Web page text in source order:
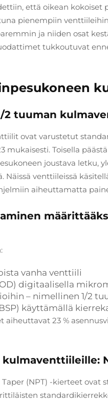
että oikean
pienempiin
ja niiden osat
tukkoutuvat
2 tuuman
ovat varustetut
mukaisesti. Toisella
joustava letku,
venttiileissä
aiheuttamatta
vanha venttiili
digitaalisella
– nimellinen 1/2
käyttämällä
aiheuttavat 23 %
(NPT) -kierteet